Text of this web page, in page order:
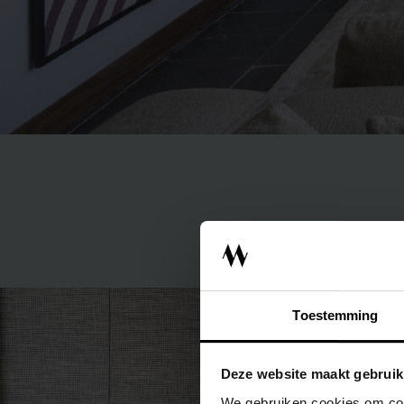
Toestemming
Deze website maakt